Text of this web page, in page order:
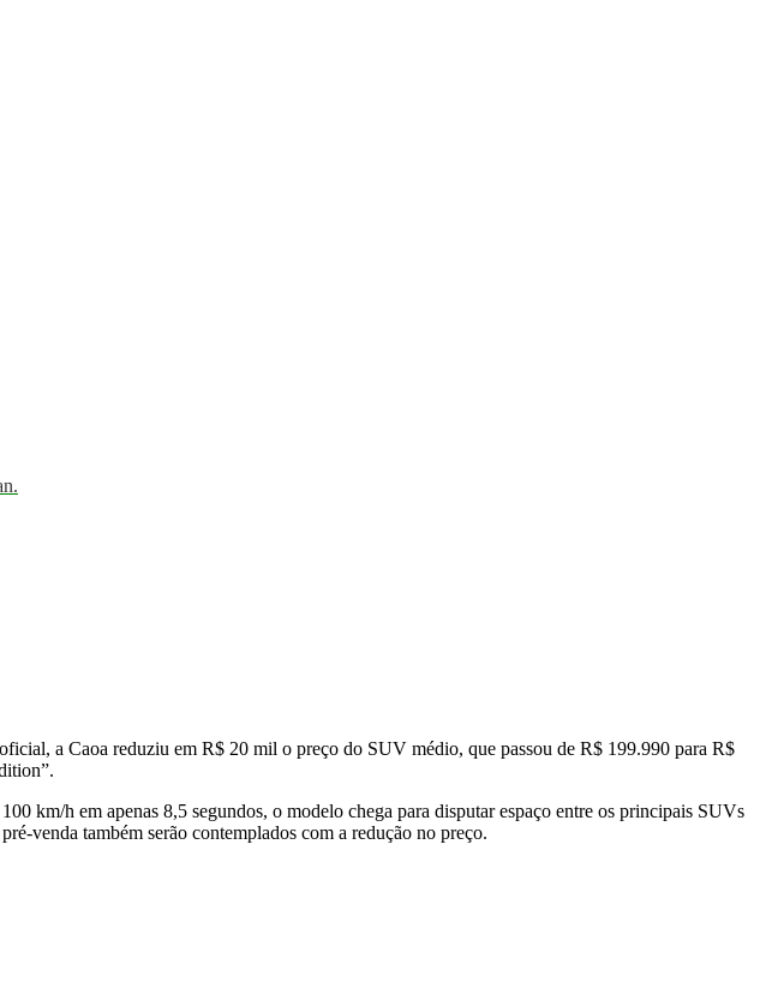
a Caoa reduziu em R$ 20 mil o preço do SUV médio, que passou de R$ 199.990 para R$
km/h em apenas 8,5 segundos, o modelo chega para disputar espaço entre os principais SUVs
venda também serão contemplados com a redução no preço.